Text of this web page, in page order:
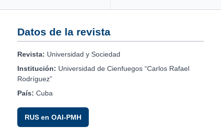
Datos de la revista
Revista: Universidad y Sociedad
Institución: Universidad de Cienfuegos “Carlos Rafael
Rodríguez”
País: Cuba
RUS en OAI-PMH